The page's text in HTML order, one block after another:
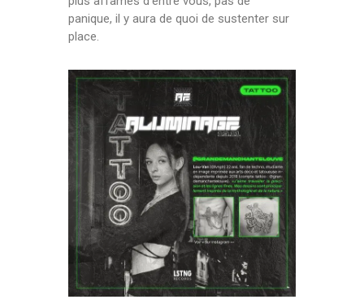
panique, il y aura de quoi de sustenter sur
place.